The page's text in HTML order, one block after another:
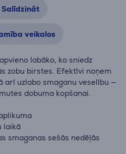
Salīdzināt
veikalos
labāko, ko sniedz
zobu birstes. Efektīvi noņem
arī uzlabo smaganu veselību —
dobuma kopšanai.
laikā
smaganas sešās nedēļās